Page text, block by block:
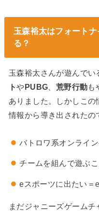
玉森裕太はフォート
る？
玉森裕太さんが遊んでい
トや PUBG 荒野行動も
ありました。しかしこ
情報から導き出されたの
バトロワ系オンライ
チームを組んで遊ぶ
eスポーツに出たい＝
まだジャニーズゲーム